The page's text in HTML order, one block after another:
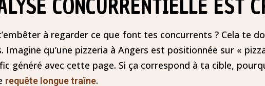
CONCURRENTIELLE EST
à regarder ce que font tes concurrents ? Cela te
qu’une pizzeria à Angers est positionnée sur «
généré avec cette page. Si ça correspond à ta cible,
requête longue traîne.